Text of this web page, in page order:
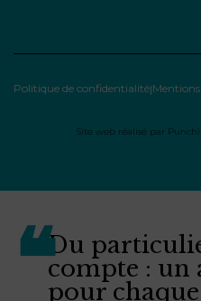
Politique de confidentialité
Site web réalisé par
Du
compte : un
pour